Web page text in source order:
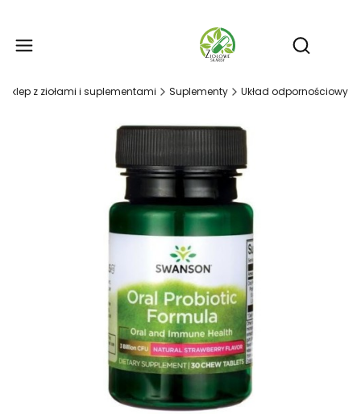
Otwórz
sklep z ziołami i suplementami Suplementy Układ odpornościowy